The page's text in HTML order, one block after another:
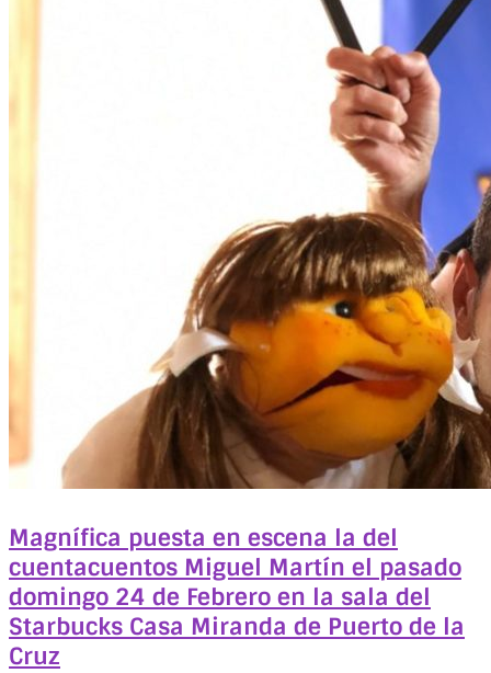
Magnífica puesta en escena la del
cuentacuentos Miguel Martín el pasado
domingo 24 de Febrero en la sala del
Starbucks Casa Miranda de Puerto de la
Cruz